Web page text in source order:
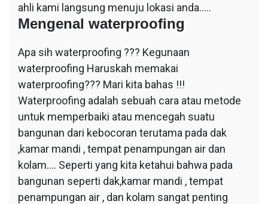
ahli kami langsung menuju lokasi anda…..
Mengenal waterproofing
Apa sih waterproofing ??? Kegunaan
waterproofing Haruskah memakai
waterproofing??? Mari kita bahas !!!
Waterproofing adalah sebuah cara atau metode
untuk memperbaiki atau mencegah suatu
bangunan dari kebocoran terutama pada dak
,kamar mandi , tempat penampungan air dan
kolam…. Seperti yang kita ketahui bahwa pada
bangunan seperti dak,kamar mandi , tempat
penampungan air , dan kolam sangat penting